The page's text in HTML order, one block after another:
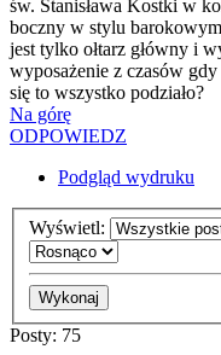
św. Stanisława Kostki w
boczny w stylu
jest tylko ołtarz główny i
wyposażenie z czasów
się to wszystko podziało?
Na górę
ODPOWIEDZ
Podgląd wydruku
Wyświetl:
Posty: 75